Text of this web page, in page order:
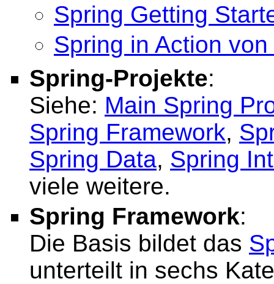
Spring Getting
Spring in Action
Spring-Projekte:
Siehe: Main Spring
Spring Framework,
Spring Data, Spring
viele weitere.
Spring Framework:
Die Basis bildet das
unterteilt in sechs